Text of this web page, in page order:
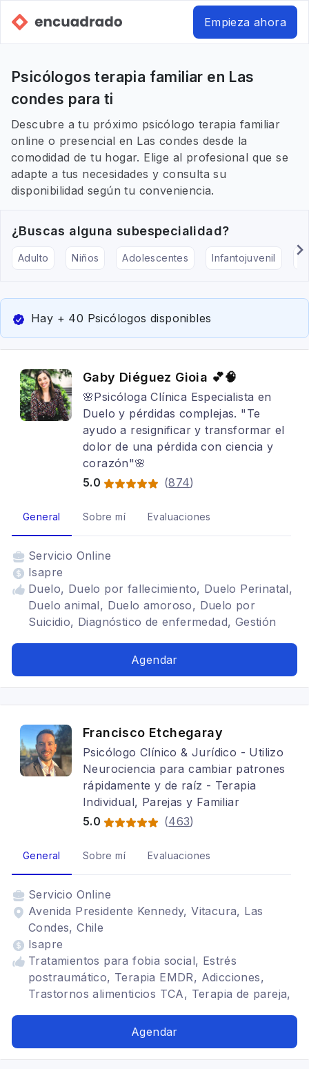
Empieza ahora
Psicólogos terapia familiar en Las
condes para ti
Descubre a tu próximo psicólogo terapia familiar
online o presencial en Las condes desde la
comodidad de tu hogar. Elige al profesional que se
adapte a tus necesidades y consulta su
disponibilidad según tu conveniencia.
¿Buscas alguna subespecialidad?
Adulto Niños Adolescentes Infantojuvenil
Hay + 40 Psicólogos disponibles
Gaby Diéguez Gioia 💕🧠
🌸Psicóloga Clínica Especialista en
Duelo y pérdidas complejas. "Te
ayudo a resignificar y transformar el
dolor de una pérdida con ciencia y
corazón"🌸
5.0
(874)
General Sobre mí Evaluaciones
Servicio Online
Isapre
Duelo, Duelo por fallecimiento, Duelo Perinatal,
Duelo animal, Duelo amoroso, Duelo por
Suicidio, Diagnóstico de enfermedad, Gestión
Duelo por abandono, Duelo Migratorio,
Perinatal, Adulto, Adolescentes, Trastornos del
ánimo, Depresión, Estrés postraumático,
Terapia para la ansiedad, Terapia familiar,
Cognitivo conductual
Agendar
Francisco Etchegaray
Psicólogo Clínico & Jurídico - Utilizo
Neurociencia para cambiar patrones
rápidamente y de raíz - Terapia
Individual, Parejas y Familiar
5.0
(463)
General Sobre mí Evaluaciones
Servicio Online
Avenida Presidente Kennedy, Vitacura, Las
Condes, Chile
Isapre
Tratamientos para fobia social, Estrés
postraumático, Terapia EMDR, Adicciones,
Trastornos alimenticios TCA, Terapia de pareja,
Crisis de Pánico, Trastornos del ánimo,
Sexual, Trastornos de la personalidad, Hipnosis
Agendar